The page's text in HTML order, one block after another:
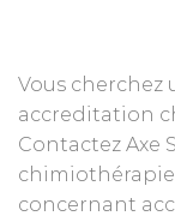
Vous
accreditation
Contactez Axe
chimiothérapie
concernant